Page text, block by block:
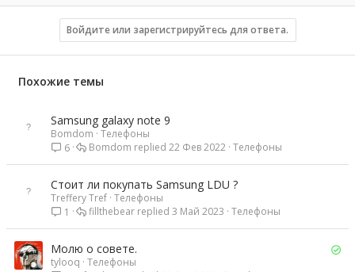
а
и
Войдите или зарегистрируйтесь для ответа.
Похожие темы
Samsung galaxy note 9
Bomdom Телефоны
6
Телефоны
22 Фев 2022
Bomdom
Стоит ли покупать Samsung LDU ?
Treffery Tref Телефоны
1
Телефоны
3 Май 2023
fillthebear
Р
Молю о совете.
tylooq Телефоны